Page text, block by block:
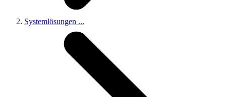
Systemlösungen ...